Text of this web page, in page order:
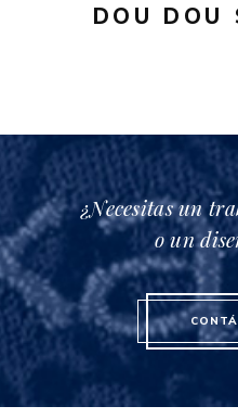
DOU DOU
¿Necesitas un
o un